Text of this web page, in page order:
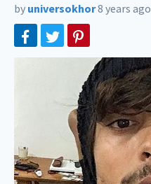
by universokhor8 years ago